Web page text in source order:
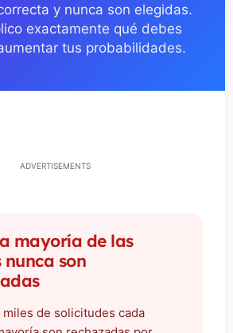
y nunca son elegidas.
exactamente qué debes
tus probabilidades.
ADVERTISEMENTS
mayoría de las
nunca son
de solicitudes cada